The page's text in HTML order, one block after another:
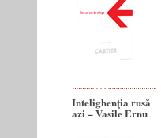
Intelighenţia rusă
azi – Vasile Ernu